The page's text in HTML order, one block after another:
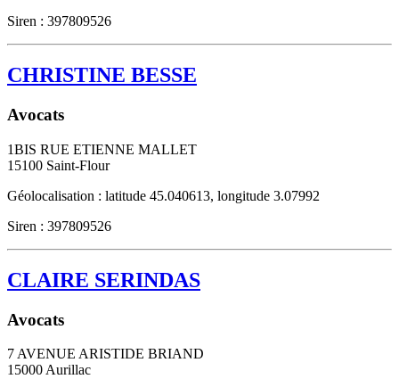
Siren : 397809526
CHRISTINE BESSE
Avocats
1BIS RUE ETIENNE MALLET
15100 Saint-Flour
Géolocalisation : latitude 45.040613, longitude 3.07992
Siren : 397809526
CLAIRE SERINDAS
Avocats
7 AVENUE ARISTIDE BRIAND
15000 Aurillac